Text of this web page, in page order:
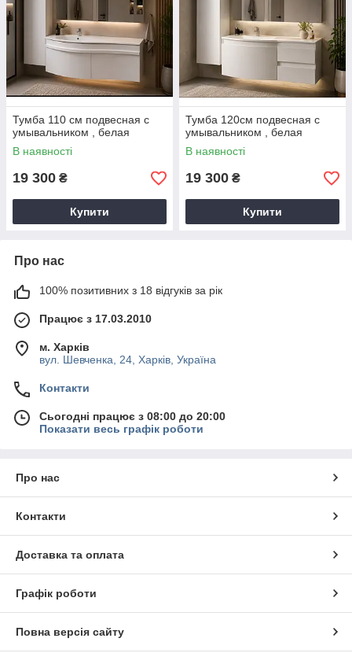
Тумба 110 см подвесная с
умывальником , белая
В наявності
19 300 ₴
Купити
Тумба 120см подвесная с
умывальником , белая
В наявності
19 300 ₴
Купити
Про нас
100% позитивних з 18 відгуків за рік
Працює з 17.03.2010
м. Харків
вул. Шевченка, 24, Харків, Україна
Контакти
Сьогодні працює з 08:00 до 20:00
Показати весь графік роботи
Про нас
Контакти
Доставка та оплата
Графік роботи
Повна версія сайту